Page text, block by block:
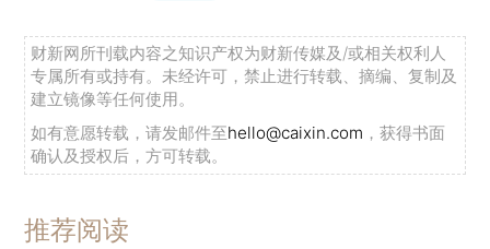
财新网所刊载内容之知识产权为财新传媒及/或相关权利人
专属所有或持有。未经许可，禁止进行转载、摘编、复制及
建立镜像等任何使用。
如有意愿转载，请发邮件至hello@caixin.com ，获得书面
确认及授权后，方可转载。
推荐阅读